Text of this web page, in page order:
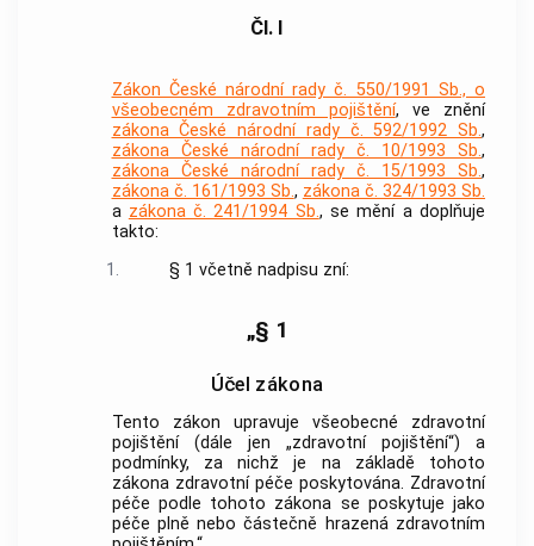
Čl. I
Zákon České národní rady č. 550/1991 Sb., o
všeobecném zdravotním pojištění, ve znění
zákona České národní rady č. 592/1992 Sb.,
zákona České národní rady č. 10/1993 Sb.,
zákona České národní rady č. 15/1993 Sb.,
zákona č. 161/1993 Sb., zákona č. 324/1993 Sb.
a zákona č. 241/1994 Sb., se mění a doplňuje
takto:
1.
§ 1 včetně nadpisu zní:
„§ 1
Účel zákona
Tento zákon upravuje všeobecné zdravotní
pojištění (dále jen „zdravotní pojištění“) a
podmínky, za nichž je na základě tohoto
zákona zdravotní péče poskytována. Zdravotní
péče podle tohoto zákona se poskytuje jako
péče plně nebo částečně hrazená zdravotním